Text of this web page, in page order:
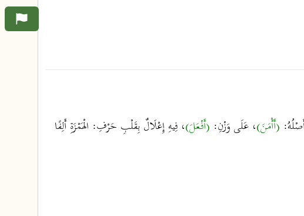
(أَأْمَنَ)، عَلَى وَزْنِ: (أَفْعَلَ)، فِيهِ إِعْلَالٌ بِقَلْبِ حَرْفِ: الْهَمْزَةِ أَلِفًا